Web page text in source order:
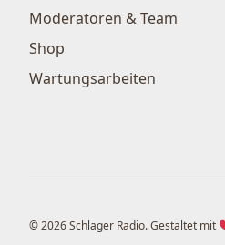
Moderatoren & Team
Shop
Wartungsarbeiten
© 2026 Schlager Radio. Gestaltet mit